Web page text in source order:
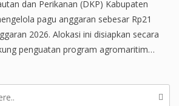
dan Perikanan (DKP) Kabupaten
pagu anggaran sebesar Rp21
2026. Alokasi ini disiapkan secara
penguatan program agromaritim…